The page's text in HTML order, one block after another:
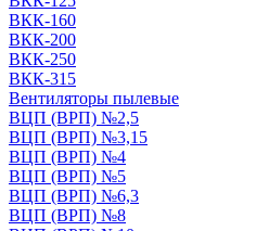
ВКК-160
ВКК-200
ВКК-250
ВКК-315
Вентиляторы пылевые
ВЦП (ВРП) №2,5
ВЦП (ВРП) №3,15
ВЦП (ВРП) №4
ВЦП (ВРП) №5
ВЦП (ВРП) №6,3
ВЦП (ВРП) №8